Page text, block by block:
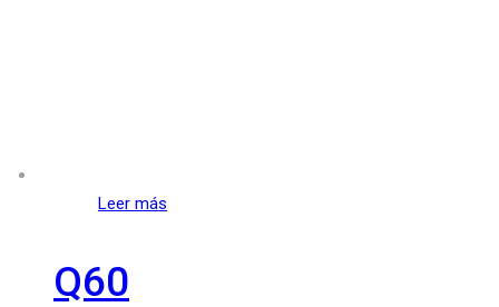
Leer más
Q60